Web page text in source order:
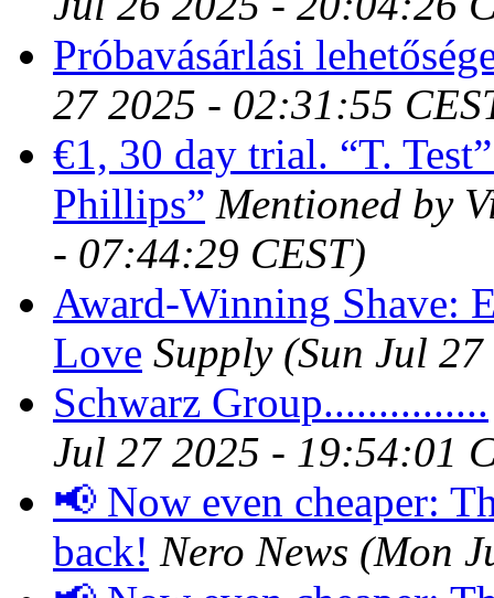
Próbavásárlási
27 2025 - 02:31:55
€1, 30 day trial. “T.
Phillips” Mentioned by
- 07:44:29 CEST)
Award-Winning Shave:
Love Supply (Sun Jul
Schwarz Group...............
Jul 27 2025 - 19:54:01
📢 Now even cheaper:
back! Nero News (Mon